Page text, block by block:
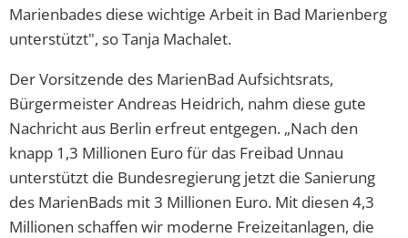
Marienbades diese wichtige Arbeit in Bad Marienberg
unterstützt", so Tanja Machalet.
Der Vorsitzende des MarienBad Aufsichtsrats,
Bürgermeister Andreas Heidrich, nahm diese gute
Nachricht aus Berlin erfreut entgegen. „Nach den
knapp 1,3 Millionen Euro für das Freibad Unnau
unterstützt die Bundesregierung jetzt die Sanierung
des MarienBads mit 3 Millionen Euro. Mit diesen 4,3
Millionen schaffen wir moderne Freizeitanlagen, die